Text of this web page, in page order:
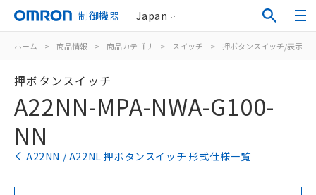
制御機器 Japan
ホーム > 商品情報 > 商品カテゴリ > スイッチ > 押ボタンスイッチ/表示灯
押ボタンスイッチ
A22NN-MPA-NWA-G100-
NN
A22NN / A22NL 押ボタンスイッチ 形式仕様一覧